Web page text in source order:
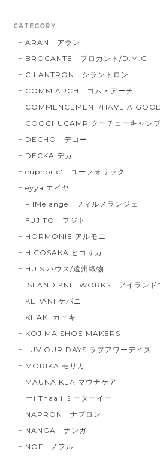
CATEGORY
ARAN アラン
BROCANTE ブロカント/D.M.G
CILANTRON シラントロン
COMM.ARCH コム・アーチ
COMMENCEMENT/HAVE A
COOCHUCAMP クーチューキャン
DECHO デコー
DECKA デカ
euphoric' ユーフォリック
eyya エイヤ
FilMelange フィルメランジェ
FUJITO フジト
HORMONIE アルモニ
HICOSAKA ヒコサカ
HUIS ハウス/遠州織物
ISLAND KNIT WORKS アイランド
KEPANI ケパニ
KHAKI カーキ
KOJIMA SHOE MAKERS
LUV OUR DAYS ラブアワーデイズ
MORIKA モリカ
MAUNA KEA マウナケア
miiThaaii ミーターイー
NAPRON ナプロン
NANGA ナンガ
NOFL ノフル